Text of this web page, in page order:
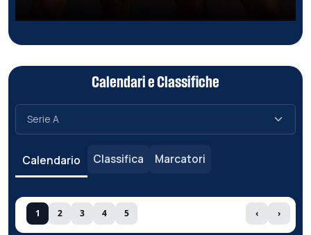
Calendari e Classifiche
Calendario Classifica Marcatori
1 2 3 4 5 ‹ ›